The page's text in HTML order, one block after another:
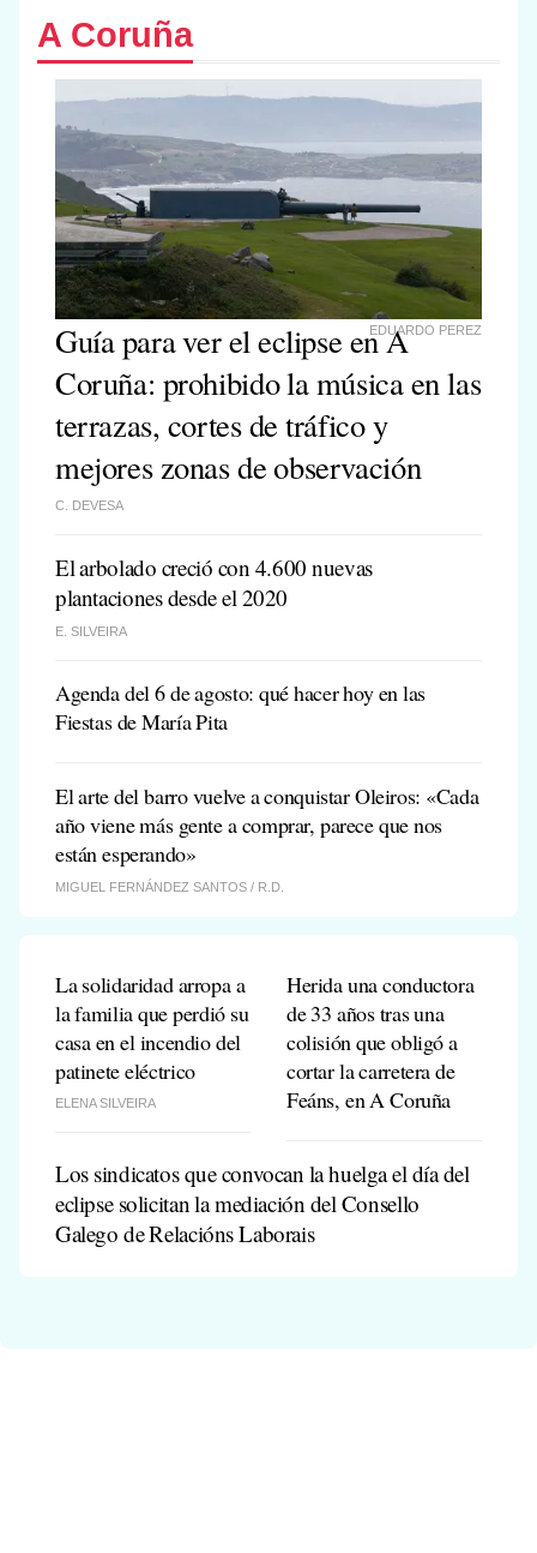
A Coruña
EDUARDO PEREZ
Guía para ver el eclipse en A
Coruña: prohibido la música en las
terrazas, cortes de tráfico y
mejores zonas de observación
C. DEVESA
El arbolado creció con 4.600 nuevas
plantaciones desde el 2020
E. SILVEIRA
Agenda del 6 de agosto: qué hacer hoy en las
Fiestas de María Pita
El arte del barro vuelve a conquistar Oleiros: «Cada
año viene más gente a comprar, parece que nos
están esperando»
MIGUEL FERNÁNDEZ SANTOS / R.D.
La solidaridad arropa a
la familia que perdió su
casa en el incendio del
patinete eléctrico
ELENA SILVEIRA
Herida una conductora
de 33 años tras una
colisión que obligó a
cortar la carretera de
Feáns, en A Coruña
Los sindicatos que convocan la huelga el día del
eclipse solicitan la mediación del Consello
Galego de Relacións Laborais